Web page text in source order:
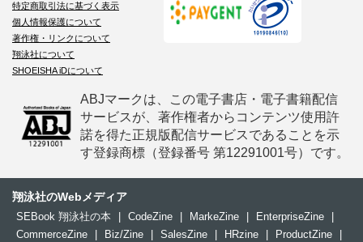
特定商取引法に基づく表示
個人情報保護について
著作権・リンクについて
翔泳社について
SHOEISHA iDについて
ABJマークは、この電子書店・電子書籍配信
サービスが、著作権者からコンテンツ使用許
諾を得た正規版配信サービスであることを示
す登録商標（登録番号 第12291001号）です。
翔泳社のWebメディア
SEBook 翔泳社の本 CodeZine MarkeZine EnterpriseZine
CommerceZine
Biz/Zine SalesZine HRzine ProductZine